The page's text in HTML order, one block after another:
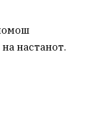
настанот.